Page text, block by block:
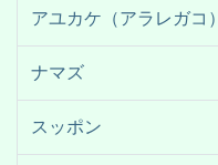
アユカケ（アラレガコ）
ナマズ
スッポン